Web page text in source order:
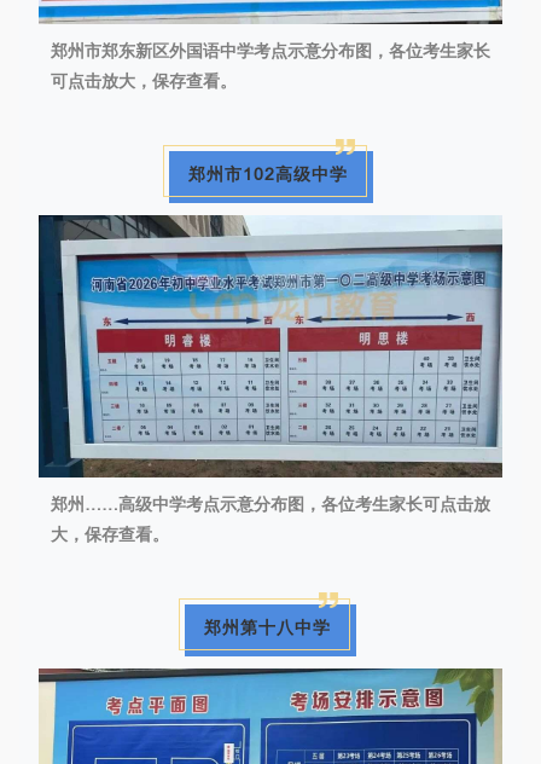
郑州市郑东新区外国语中学考点示意分布图，各位考生家长
可点击放大，保存查看。
郑州市102高级中学
郑州……高级中学考点示意分布图，各位考生家长可点击放
大，保存查看。
郑州第十八中学